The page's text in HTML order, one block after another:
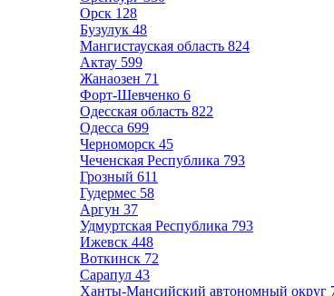
Орск 128
Бузулук 48
Мангистауская область 824
Актау 599
Жанаозен 71
Форт-Шевченко 6
Одесская область 822
Одесса 699
Черноморск 45
Чеченская Республика 793
Грозный 611
Гудермес 58
Аргун 37
Удмуртская Республика 793
Ижевск 448
Воткинск 72
Сарапул 43
Ханты-Мансийский автономный округ